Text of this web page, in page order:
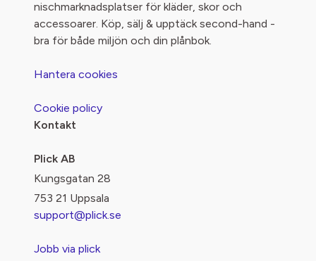
nischmarknadsplatser för kläder, skor och
accessoarer. Köp, sälj & upptäck second-hand -
bra för både miljön och din plånbok.
Hantera cookies
Cookie policy
Kontakt
Plick AB
Kungsgatan 28
753 21 Uppsala
support@plick.se
Jobb via plick